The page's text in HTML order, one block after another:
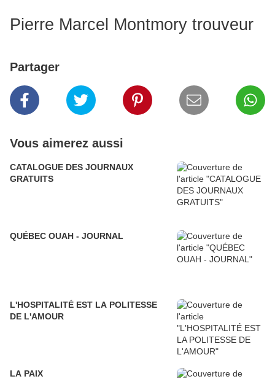
Pierre Marcel Montmory trouveur
Partager
Vous aimerez aussi
CATALOGUE DES JOURNAUX
GRATUITS
QUÉBEC OUAH - JOURNAL
L'HOSPITALITÉ EST LA POLITESSE
DE L'AMOUR
LA PAIX